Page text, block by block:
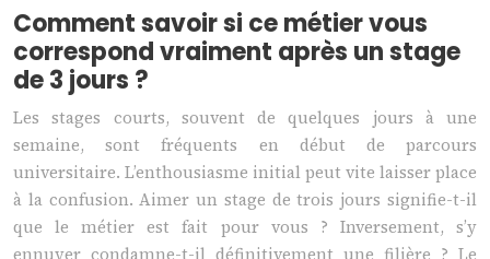
Comment savoir si ce métier vous
correspond vraiment après un stage
de 3 jours ?
Les stages courts, souvent de quelques jours à une
semaine, sont fréquents en début de parcours
universitaire. L’enthousiasme initial peut vite laisser place
à la confusion. Aimer un stage de trois jours signifie-t-il
que le métier est fait pour vous ? Inversement, s’y
ennuyer condamne-t-il définitivement une filière ? Le